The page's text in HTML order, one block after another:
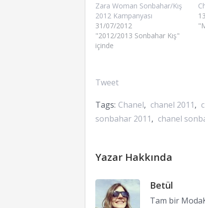
Zara Woman Sonbahar/Kış
2012 Kampanyası
31/07/2012
"2012/2013 Sonbahar Kış"
içinde
Tweet
Tags: Chanel, chanel 2011,
sonbahar 2011, chanel
Yazar Hakkında
Betül
Tam bir